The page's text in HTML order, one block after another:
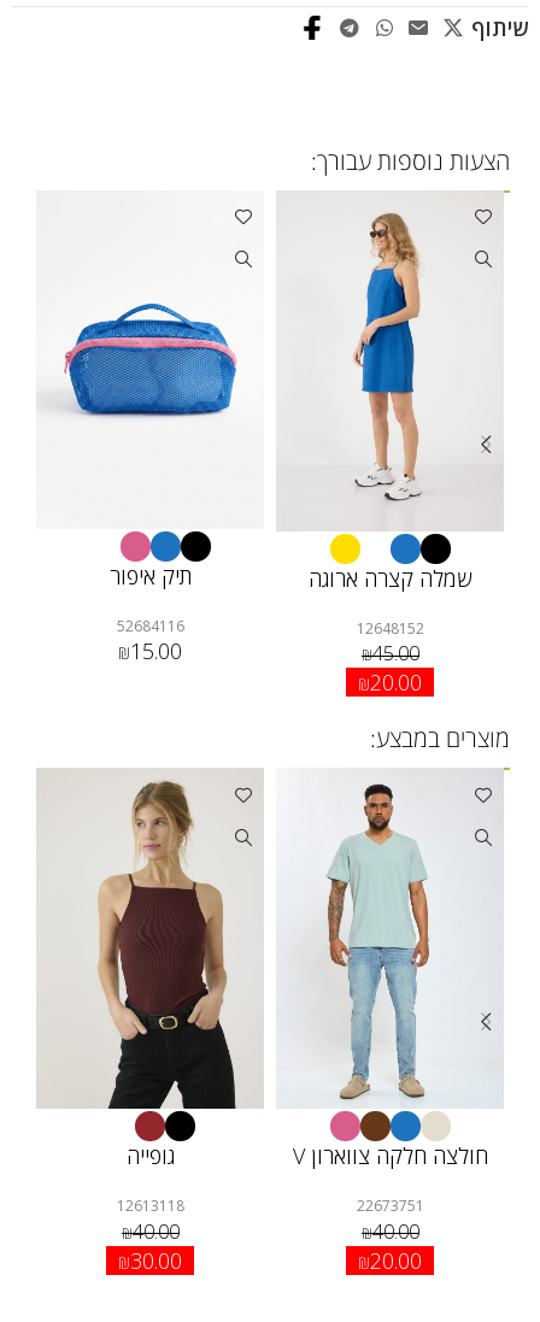
שיתוף
הצעות נוספות עבורך:
שמלה קצרה ארוגה
12648152
₪45.00
₪20.00
תיק איפור
52684116
₪15.00
מוצרים במבצע:
חולצה חלקה צווארון V
22673751
₪40.00
₪20.00
גופייה
12613118
₪40.00
₪30.00